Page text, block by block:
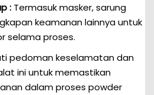
: Termasuk masker, sarung
keamanan lainnya untuk
selama proses.
pedoman keselamatan dan
ini untuk memastikan
dalam proses powder